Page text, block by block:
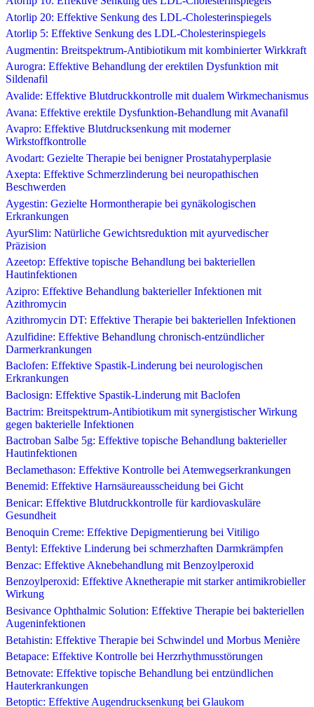
Atorlip 20: Effektive Senkung des LDL-Cholesterinspiegels
Atorlip 5: Effektive Senkung des LDL-Cholesterinspiegels
Augmentin: Breitspektrum-Antibiotikum mit kombinierter Wirkkraft
Aurogra: Effektive Behandlung der erektilen Dysfunktion mit
Sildenafil
Avalide: Effektive Blutdruckkontrolle mit dualem Wirkmechanismus
Avana: Effektive erektile Dysfunktion-Behandlung mit Avanafil
Avapro: Effektive Blutdrucksenkung mit moderner
Wirkstoffkontrolle
Avodart: Gezielte Therapie bei benigner Prostatahyperplasie
Axepta: Effektive Schmerzlinderung bei neuropathischen
Beschwerden
Aygestin: Gezielte Hormontherapie bei gynäkologischen
Erkrankungen
AyurSlim: Natürliche Gewichtsreduktion mit ayurvedischer
Präzision
Azeetop: Effektive topische Behandlung bei bakteriellen
Hautinfektionen
Azipro: Effektive Behandlung bakterieller Infektionen mit
Azithromycin
Azithromycin DT: Effektive Therapie bei bakteriellen Infektionen
Azulfidine: Effektive Behandlung chronisch-entzündlicher
Darmerkrankungen
Baclofen: Effektive Spastik-Linderung bei neurologischen
Erkrankungen
Baclosign: Effektive Spastik-Linderung mit Baclofen
Bactrim: Breitspektrum-Antibiotikum mit synergistischer Wirkung
gegen bakterielle Infektionen
Bactroban Salbe 5g: Effektive topische Behandlung bakterieller
Hautinfektionen
Beclamethason: Effektive Kontrolle bei Atemwegserkrankungen
Benemid: Effektive Harnsäureausscheidung bei Gicht
Benicar: Effektive Blutdruckkontrolle für kardiovaskuläre
Gesundheit
Benoquin Creme: Effektive Depigmentierung bei Vitiligo
Bentyl: Effektive Linderung bei schmerzhaften Darmkrämpfen
Benzac: Effektive Aknebehandlung mit Benzoylperoxid
Benzoylperoxid: Effektive Aknetherapie mit starker antimikrobieller
Wirkung
Besivance Ophthalmic Solution: Effektive Therapie bei bakteriellen
Augeninfektionen
Betahistin: Effektive Therapie bei Schwindel und Morbus Menière
Betapace: Effektive Kontrolle bei Herzrhythmusstörungen
Betnovate: Effektive topische Behandlung bei entzündlichen
Hauterkrankungen
Betoptic: Effektive Augendrucksenkung bei Glaukom